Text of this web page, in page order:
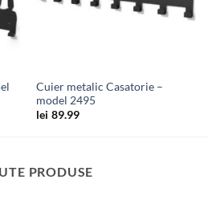
Cuier metalic Casatorie –
model 2495
lei 89.99
PRODUSE